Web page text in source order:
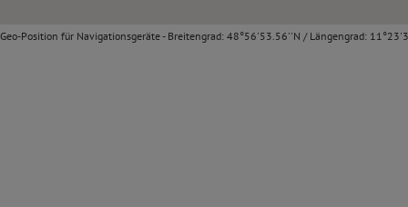
Geo-Position für Navigationsgeräte - Breitengrad: 48°56'53.56''N / Längengrad: